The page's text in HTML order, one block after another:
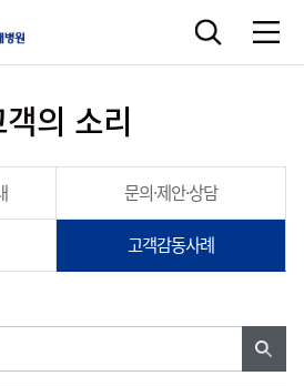
의 소리
문의·제안·상담
고객감동사례